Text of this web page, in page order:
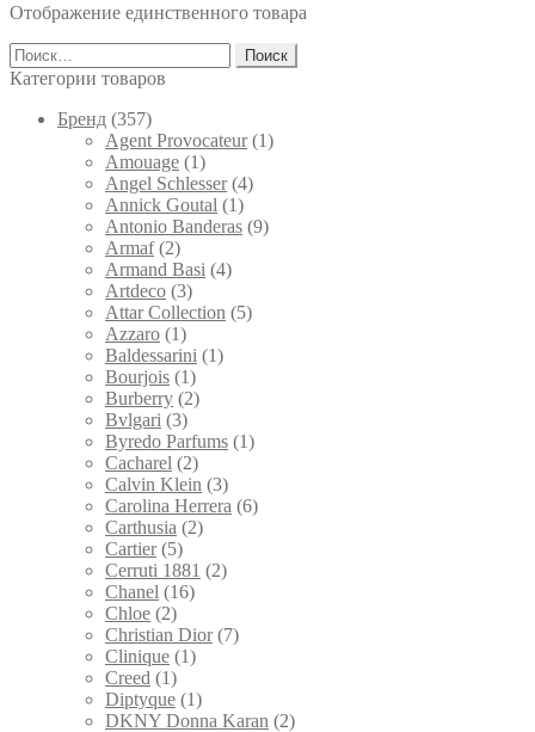
5,000 ₽
Отображение единственного товара
Найти:
Категории товаров
Брeнд (357)
Agent Provocateur (1)
Amouage (1)
Angel Schlesser (4)
Annick Goutal (1)
Antonio Banderas (9)
Armaf (2)
Armand Basi (4)
Artdeco (3)
Attar Collection (5)
Azzaro (1)
Baldessarini (1)
Bourjois (1)
Burberry (2)
Bvlgari (3)
Byredo Parfums (1)
Cacharel (2)
Calvin Klein (3)
Carolina Herrera (6)
Carthusia (2)
Cartier (5)
Cerruti 1881 (2)
Chanel (16)
Chloe (2)
Christian Dior (7)
Clinique (1)
Creed (1)
Diptyque (1)
DKNY Donna Karan (2)